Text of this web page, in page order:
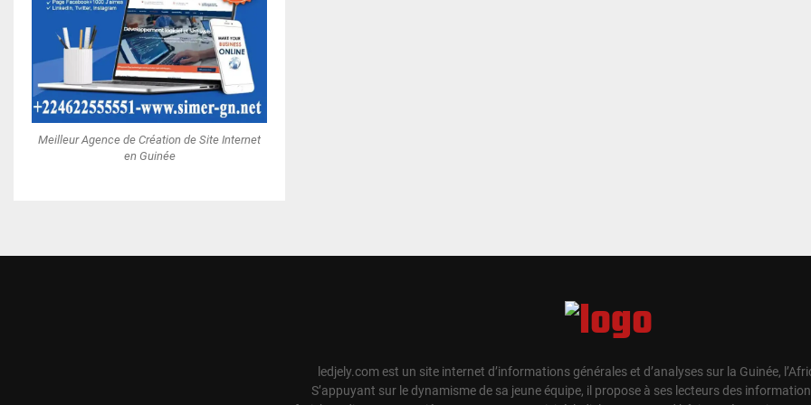
Meilleur Agence de Création de Site Internet
en Guinée
ledjely.com est un site internet d’informations générales et d’analyses sur la Guinée,
S’appuyant sur le dynamisme de sa jeune équipe, il propose à ses lecteurs des